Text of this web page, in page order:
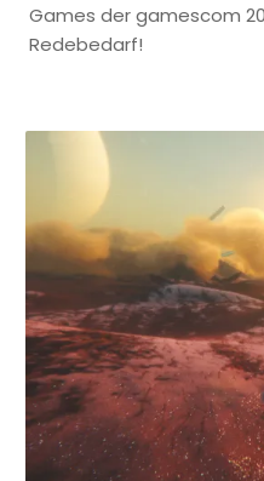
Games der gamescom
Redebedarf!